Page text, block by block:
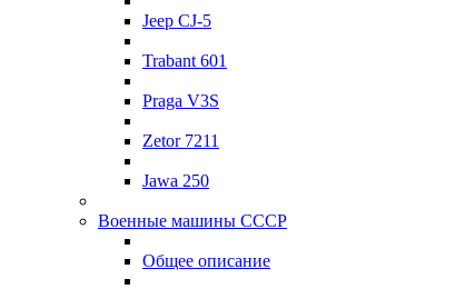
Jeep CJ-5
Trabant 601
Praga V3S
Zetor 7211
Jawa 250
Военные машины СССР
Общее описание